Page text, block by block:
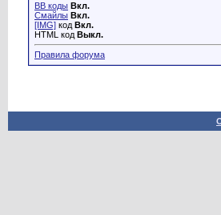
BB коды Вкл.
Смайлы Вкл.
[IMG] код Вкл.
HTML код Выкл.
Правила форума